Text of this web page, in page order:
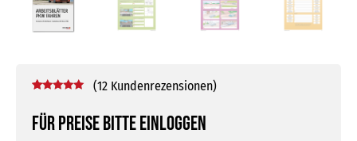
Für Preise bitte einloggen
5.00
basierend
(12 Kundenrezensionen)